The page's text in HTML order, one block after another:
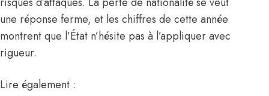
une réponse ferme, et les chiffres de cette année
montrent que l’État n’hésite pas à l’appliquer avec
rigueur.
Lire également :